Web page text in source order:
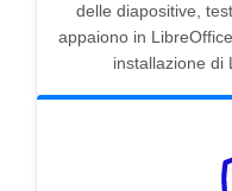
delle diapositive,
appaiono in
installazione di